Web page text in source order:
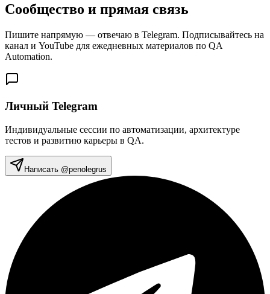
Сообщество и прямая связь
Пишите напрямую — отвечаю в Telegram. Подписывайтесь на
канал и YouTube для ежедневных материалов по QA
Automation.
Личный Telegram
Индивидуальные сессии по автоматизации, архитектуре
тестов и развитию карьеры в QA.
Написать @penolegrus